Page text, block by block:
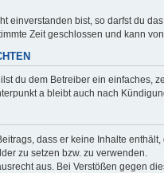
einverstanden bist, so darfst du
Zeit geschlossen und kann
du dem Betreiber ein einfaches,
a bleibt auch nach
dass er keine Inhalte
zu setzen bzw. zu verwenden.
aus. Bei Verstößen gegen